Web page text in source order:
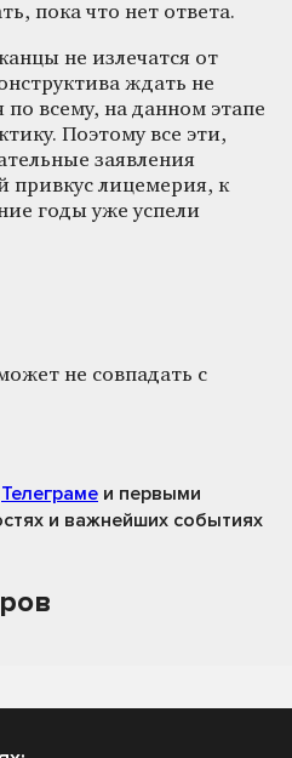
пока что нет ответа.
не излечатся от
ждать не
всему, на данном этапе
Поэтому все эти,
заявления
привкус лицемерия, к
годы уже успели
не совпадать с
Телеграме и первыми
и важнейших событиях